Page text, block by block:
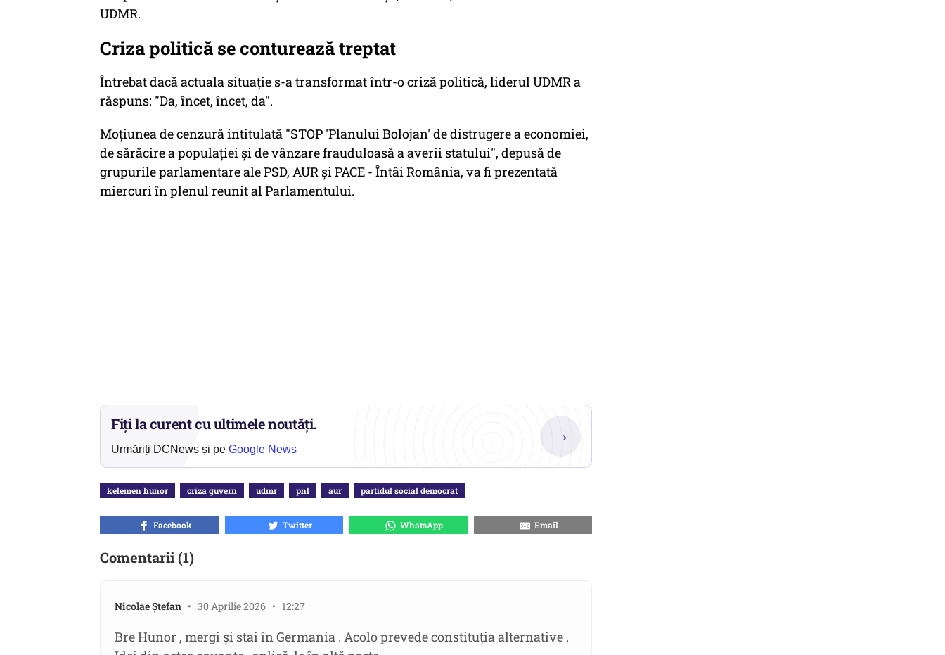
UDMR.
Criza politică se conturează treptat
Întrebat dacă actuala situaţie s-a transformat într-o criză politică, liderul UDMR a
răspuns: "Da, încet, încet, da".
Moţiunea de cenzură intitulată "STOP 'Planului Bolojan' de distrugere a economiei,
de sărăcire a populaţiei şi de vânzare frauduloasă a averii statului", depusă de
grupurile parlamentare ale PSD, AUR şi PACE - Întâi România, va fi prezentată
miercuri în plenul reunit al Parlamentului.
Fiți la curent cu ultimele noutăți.
Urmăriți DCNews și pe Google News
→
kelemen hunor criza guvern udmr pnl aur partidul social democrat
Facebook Twitter WhatsApp Email
Comentarii (1)
Nicolae Ștefan • 30 Aprilie 2026 • 12:27
Bre Hunor , mergi și stai în Germania . Acolo prevede constituția alternative .